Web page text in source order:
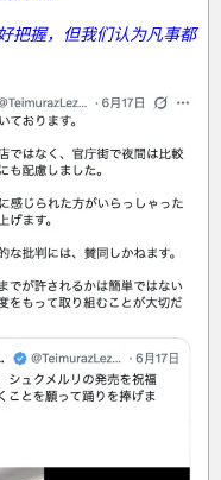
把握，但我们认为凡事都